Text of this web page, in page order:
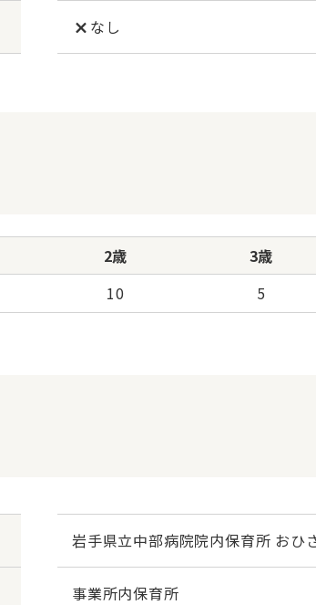
なし
2歳 3歳
10 5
岩手県立中部病院院内保育所 おひ
事業所内保育所